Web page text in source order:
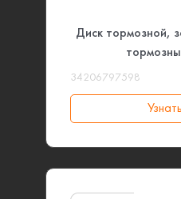
Диск тормозной,
Спортивная, Тип
34206797598